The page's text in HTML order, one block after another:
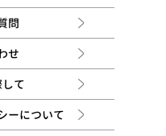
問
せ
て
ーについて